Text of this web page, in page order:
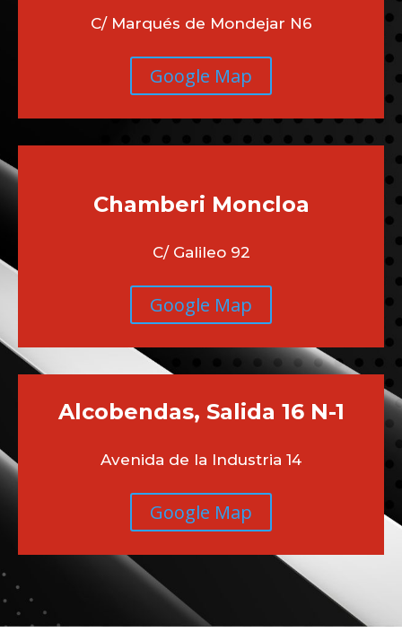
C/ Marqués de Mondejar N6
Google Map
Chamberi Moncloa
C/ Galileo 92
Google Map
Alcobendas, Salida 16 N-1
Avenida de la Industria 14
Google Map